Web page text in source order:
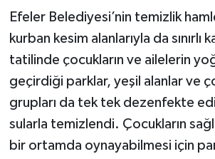
Efeler Belediyesi’nin temizlik
kurban kesim alanlarıyla da sınırlı
tatilinde çocukların ve ailelerin
geçirdiği parklar, yeşil alanlar ve
grupları da tek tek dezenfekte
sularla temizlendi. Çocukların
bir ortamda oynayabilmesi için